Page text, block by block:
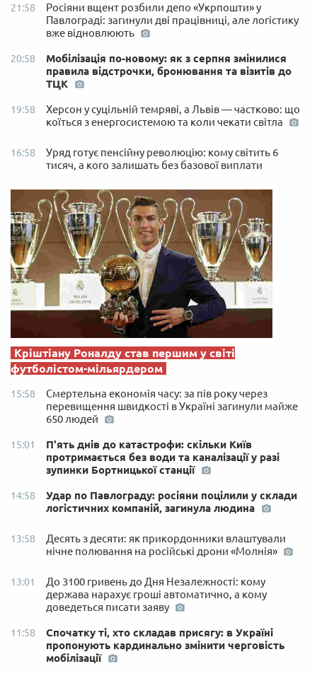
21:58
Росіяни вщент розбили депо «Укрпошти» у
Павлограді: загинули дві працівниці, але логістику
вже відновлюють
20:58
Мобілізація по-новому: як з серпня змінилися
правила відстрочки, бронювання та візитів до
ТЦК
19:58
Херсон у суцільній темряві, а Львів — частково: що
коїться з енергосистемою та коли чекати світла
16:58
Уряд готує пенсійну революцію: кому світить 6
тисяч, а кого залишать без базової виплати
Кріштіану Роналду став першим у світі
футболістом-мільярдером
15:58
Смертельна економія часу: за пів року через
перевищення швидкості в Україні загинули майже
650 людей
15:01
П'ять днів до катастрофи: скільки Київ
протримається без води та каналізації у разі
зупинки Бортницької станції
14:58
Удар по Павлограду: росіяни поцілили у склади
логістичних компаній, загинула людина
13:58
Десять з десяти: як прикордонники влаштували
нічне полювання на російські дрони «Молнія»
13:01
До 3100 гривень до Дня Незалежності: кому
держава нарахує гроші автоматично, а кому
доведеться писати заяву
11:58
Спочатку ті, хто складав присягу: в Україні
пропонують кардинально змінити черговість
мобілізації